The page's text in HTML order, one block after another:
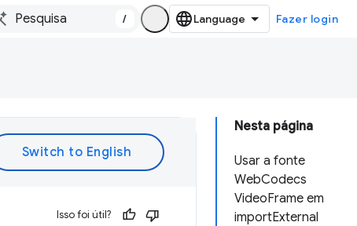
/ Fazer login
Nesta página
Usar a fonte
WebCodecs
VideoFrame em
importExternal
Isso foi útil?